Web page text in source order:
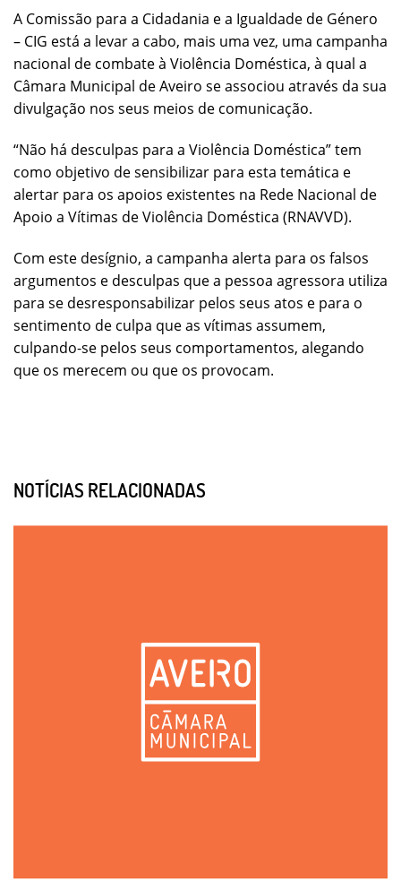
A Comissão para a Cidadania e a Igualdade de Género
– CIG está a levar a cabo, mais uma vez, uma campanha
nacional de combate à Violência Doméstica, à qual a
Câmara Municipal de Aveiro se associou através da sua
divulgação nos seus meios de comunicação.
“Não há desculpas para a Violência Doméstica”tem
como objetivo de sensibilizar para esta temática e
alertar para os apoios existentes na Rede Nacional de
Apoio a Vítimas de Violência Doméstica (RNAVVD).
Com este desígnio, a campanha alerta para os falsos
argumentos e desculpas que a pessoa agressora utiliza
para se desresponsabilizar pelos seus atos e para o
sentimento de culpa que as vítimas assumem,
culpando-se pelos seus comportamentos, alegando
que os merecem ou que os provocam.
NOTÍCIAS RELACIONADAS